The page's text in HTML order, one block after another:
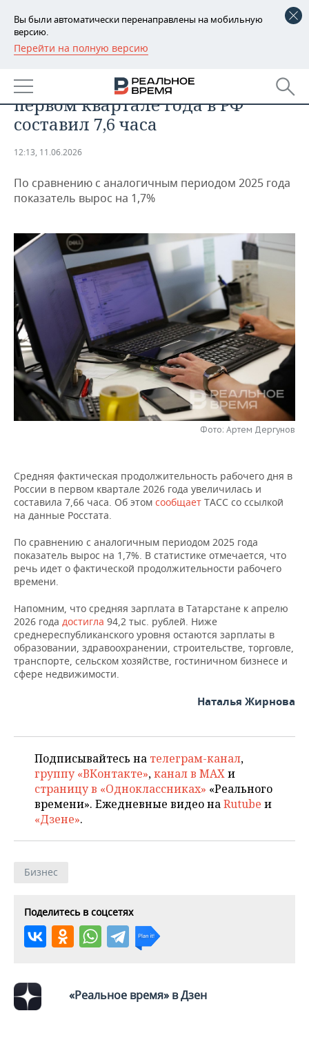
Вы были автоматически перенаправлены на мобильную
версию.
Перейти на полную версию
РЕГИОНЫ
БАШКОРТОСТАН
ТАТАРСТАН
НОВОСТИ
АНАЛИТИКА
ДЕКЛАРАЦИИ О ДОХОДАХ
КОРОЛИ ГОСЗАКАЗА ПФО
ВУЗЫ ТАТАРСТАНА
КОМУ ПРИНАДЛЕЖАТ
ТОРГОВЫЕ ЦЕНТРЫ
ТАТАРСТАНА
НОВОСТИ ЭКОНОМИКИ
БАНКИ
БЮДЖЕТ
ИНВЕСТИЦИИ
ПРОМЫШЛЕННОСТЬ
АГРОПРОМ
МАШИНОСТРОЕНИЕ
НЕФТЕХИМИЯ
НЕФТЬ
ОПК
ЭНЕРГЕТИКА
НЕДВИЖИМОСТЬ
НОВОСТИ НЕДВИЖИМОСТИ
АВТО
НОВОСТИ АВТО
БИЗНЕС
НОВОСТИ БИЗНЕСА
РОЗНИЧНАЯ ТОРГОВЛЯ
ТРАНСПОРТ
УСЛУГИ
ТЕХНОЛОГИИ
НОВОСТИ ТЕХНОЛОГИЙ
IT
МЕДИА
МЕРОПРИЯТИЯ
НОВОСТИ МЕРОПРИЯТИЙ
ВЫЕЗДНАЯ РЕДАКЦИЯ
ОТКРЫТАЯ ЛЕКЦИЯ
СПОРТ
НОВОСТИ СПОРТА
БАСКЕТБОЛ
КИБЕРСПОРТ
ФИГУРНОЕ КАТАНИЕ
ВОДНЫЕ ВИДЫ СПОРТА
ХОККЕЙ С МЯЧОМ
ОБЩЕСТВО
ИНФРАСТРУКТУРА
КУЛЬТУРА
МЕДИЦИНА
ОБРАЗОВАНИЕ
ПРОИСШЕСТВИЯ
СПРАВОЧНИК
СПИСОК КОМПАНИЙ
Росстат: средний рабочий день в
первом квартале года в РФ
составил 7,6 часа
12:13, 11.06.2026
По сравнению с аналогичным периодом 2025 года
показатель вырос на 1,7%
Фото: Артем Дергунов
Средняя фактическая продолжительность рабочего дня в
России в первом квартале 2026 года увеличилась и
составила 7,66 часа. Об этом сообщает ТАСС со ссылкой
на данные Росстата.
По сравнению с аналогичным периодом 2025 года
показатель вырос на 1,7%. В статистике отмечается, что
речь идет о фактической продолжительности рабочего
времени.
Напомним, что средняя зарплата в Татарстане к апрелю
2026 года достигла 94,2 тыс. рублей. Ниже
среднереспубликанского уровня остаются зарплаты в
образовании, здравоохранении, строительстве, торговле,
транспорте, сельском хозяйстве, гостиничном бизнесе и
сфере недвижимости.
Наталья Жирнова
Подписывайтесь на телеграм-канал,
группу «ВКонтакте»,канал в MAXи
страницу в «Одноклассниках» «Реального
времени». Ежедневные видео наRutube и
«Дзене».
Бизнес
Поделитесь в соцсетях
«Реальное время» в Дзен